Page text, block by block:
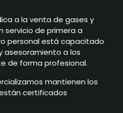
a la venta de gases y
servicio de primera a
personal está capacitado
asesoramiento a los
de forma profesional.
mantienen los
certificados